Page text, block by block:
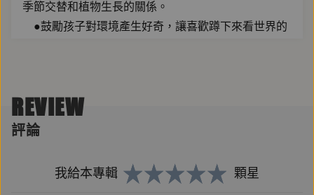
季節交替和植物生長的關係。
●鼓勵孩子對環境產生好奇，讓喜歡蹲下來看世界的
【作者簡介】
院子裡的菊花、櫻草等盆栽長大。受到祖父的影響，從
REVIEW
評論
我給本專輯 顆星